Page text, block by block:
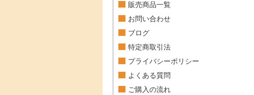
販売商品一覧
お問い合わせ
ブログ
特定商取引法
プライバシーポリシー
よくある質問
ご購入の流れ